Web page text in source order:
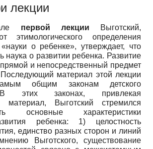
лекции
первой лекции Выготский,
этимологического определения
о ребенке», утверждает, что
наука о развитии ребенка. Развитие
и непосредственный предмет
материал этой лекции
общим законам детского
В этих законах, привлекая
материал, Выготский стремился
основные характеристики
ребенка: 1) целостность
единство разных сторон и линий
Выготского, существование